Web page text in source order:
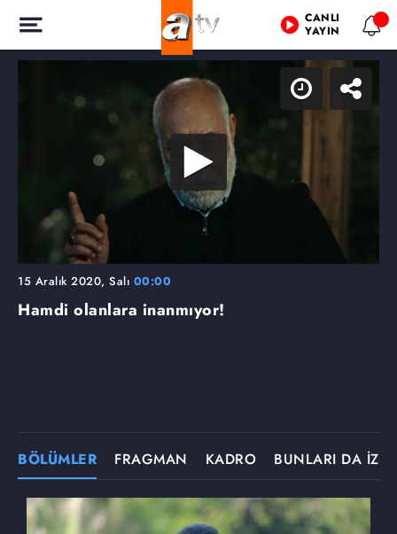
CANLI
YAYIN
15 Aralık 2020, Salı 00:00
Hamdi olanlara inanmıyor!
BÖLÜMLER FRAGMAN KADRO BUNLARI DA İZLE